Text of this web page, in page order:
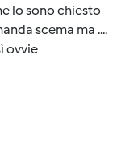
lo sono chiesto
scema ma ....
ovvie